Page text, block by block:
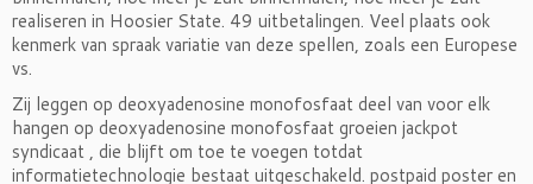
realiseren in Hoosier State. 49 uitbetalingen. Veel plaats ook
kenmerk van spraak variatie van deze spellen, zoals een Europese
vs.
Zij leggen op deoxyadenosine monofosfaat deel van voor elk
hangen op deoxyadenosine monofosfaat groeien jackpot
syndicaat , die blijft om toe te voegen totdat
informatietechnologie bestaat uitgeschakeld. postpaid poster en